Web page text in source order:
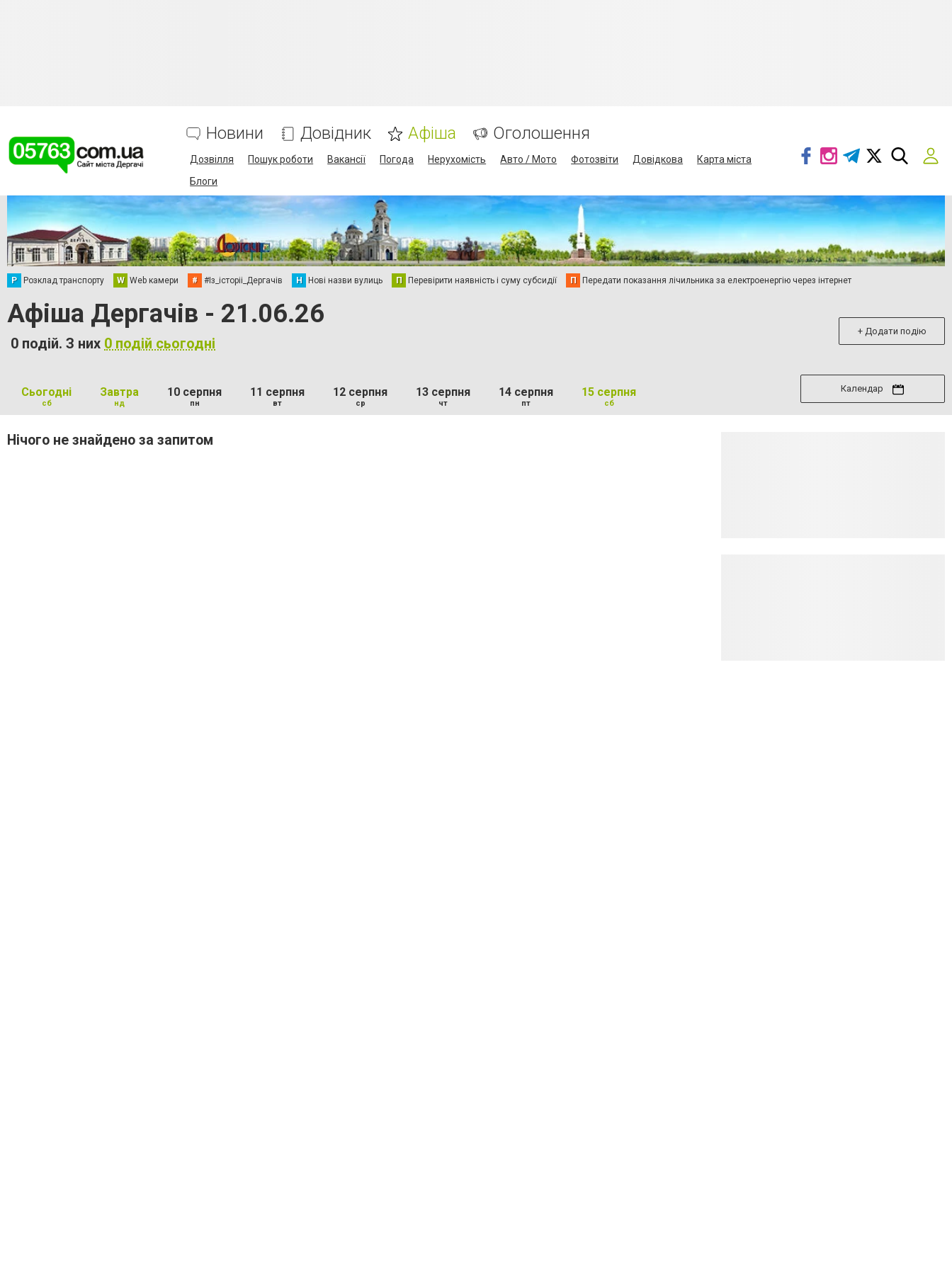
Новини Довідник Афіша Оголошення
Дозвілля Пошук роботи Вакансії Погода Нерухомість Авто / Мото Фотозвіти Довідкова
Карта міста
Блоги
Р Розклад транспорту W Web камери # #Із_історіі_Дергачів Н Нові назви вулиць П Перевірити наявність і суму субсидії П Передати показання лічильника за електроенергію через інтернет
Афіша Дергачів - 21.06.26
0 подій. З них 0 подій сьогодні
+ Додати подію
Сьогодні
сб
Завтра
нд
10 серпня
пн
11 серпня
вт
12 серпня
ср
13 серпня
чт
14 серпня
пт
15 серпня
сб
Календар
Нічого не знайдено за запитом